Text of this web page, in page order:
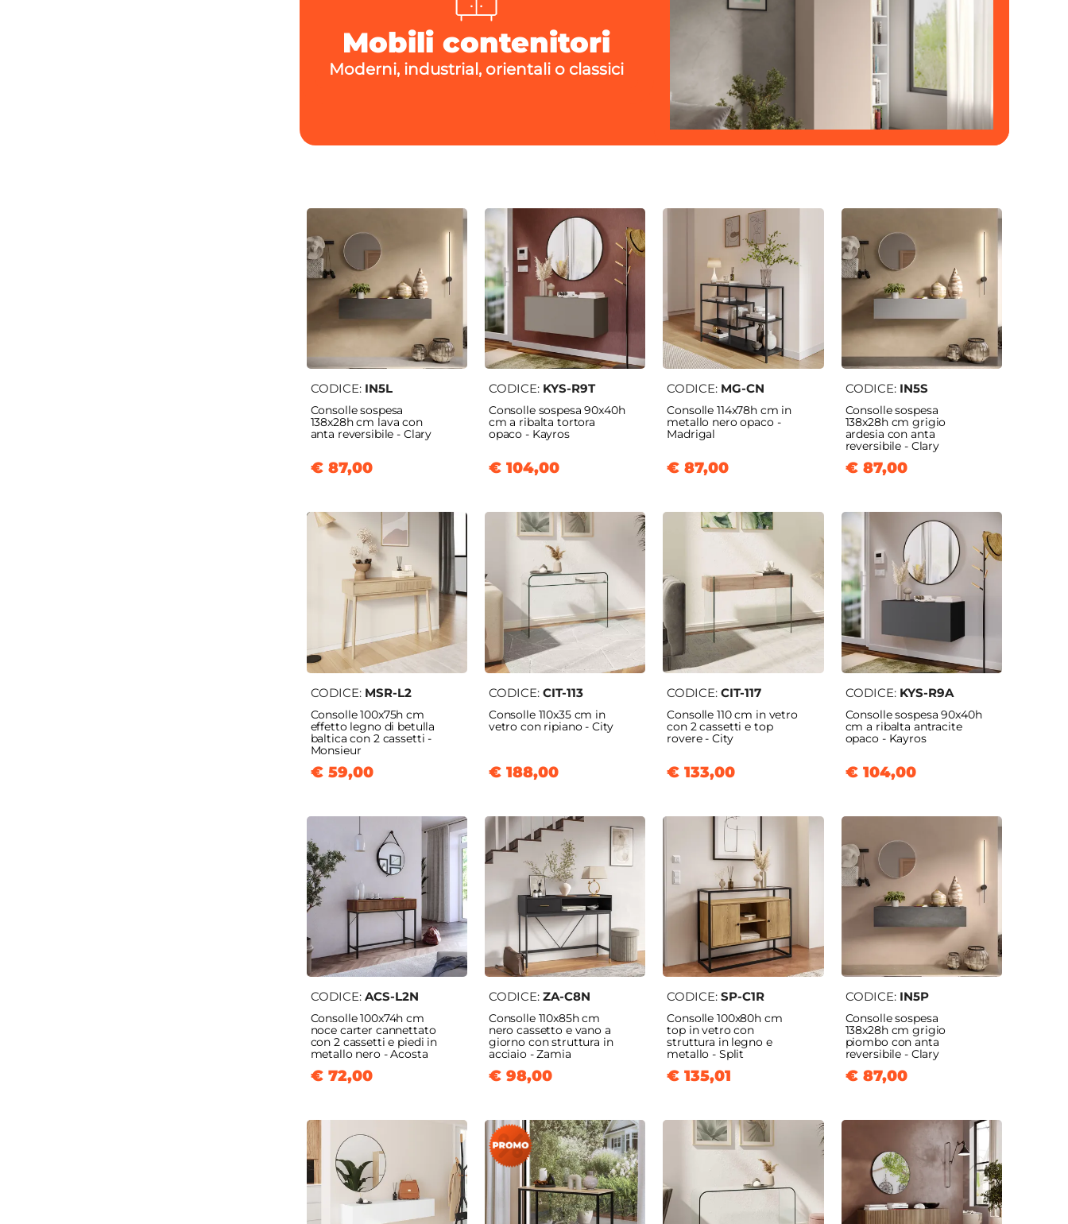
Mobili contenitori
Moderni, industrial, orientali o classici
CODICE: IN5L
Consolle sospesa
138x28h cm lava con
anta reversibile - Clary
€ 87,00
CODICE: KYS-R9T
Consolle sospesa 90x40h
cm a ribalta tortora
opaco - Kayros
€ 104,00
CODICE: MG-CN
Consolle 114x78h cm in
metallo nero opaco -
Madrigal
€ 87,00
CODICE: IN5S
Consolle sospesa
138x28h cm grigio
ardesia con anta
reversibile - Clary
€ 87,00
CODICE: MSR-L2
Consolle 100x75h cm
effetto legno di betulla
baltica con 2 cassetti -
Monsieur
€ 59,00
CODICE: CIT-113
Consolle 110x35 cm in
vetro con ripiano - City
€ 188,00
CODICE:CIT-117
Consolle 110 cm in vetro
con 2 cassetti e top
rovere - City
€ 133,00
CODICE: KYS-R9A
Consolle sospesa 90x40h
cm a ribalta antracite
opaco - Kayros
€ 104,00
CODICE: ACS-L2N
Consolle 100x74h cm
noce carter cannettato
con 2 cassetti e piedi in
metallo nero - Acosta
€ 72,00
CODICE: ZA-C8N
Consolle 110x85h cm
nero cassetto e vano a
giorno con struttura in
acciaio - Zamia
€ 98,00
CODICE:SP-C1R
Consolle 100x80h cm
top in vetro con
struttura in legno e
metallo - Split
€ 135,01
CODICE: IN5P
Consolle sospesa
138x28h cm grigio
piombo con anta
reversibile - Clary
€ 87,00